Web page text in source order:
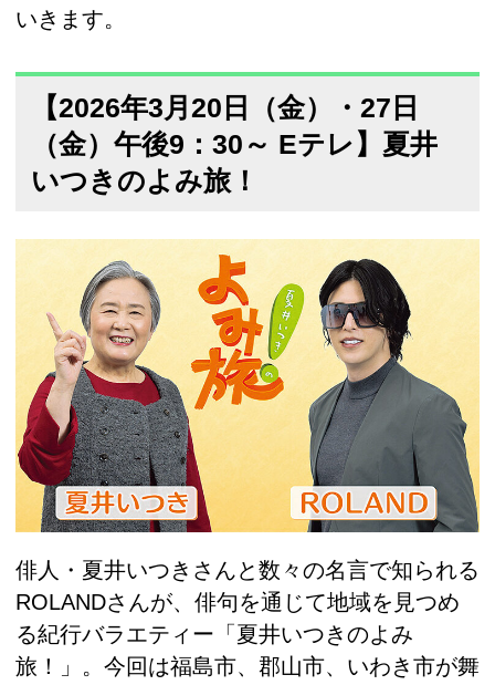
いきます。
【2026年3月20日（金）・27日
（金）午後9：30～ Eテレ】夏井
いつきのよみ旅！
俳人・夏井いつきさんと数々の名言で知られる
ROLANDさんが、俳句を通じて地域を見つめ
る紀行バラエティー「夏井いつきのよみ
旅！」。今回は福島市、郡山市、いわき市が舞